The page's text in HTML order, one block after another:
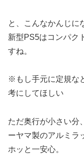
と、こんなかんじに
新型PS5はコンパク
すね。
※もし手元に定規な
考にしてほしい
ただ奥行が小さい分
ーヤマ製のアルミラ
ホッと一安心。